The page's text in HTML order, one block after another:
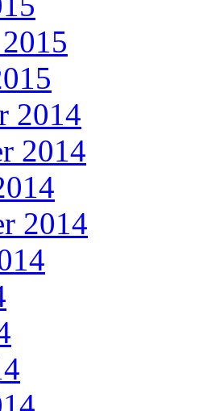
2014
2014
2014